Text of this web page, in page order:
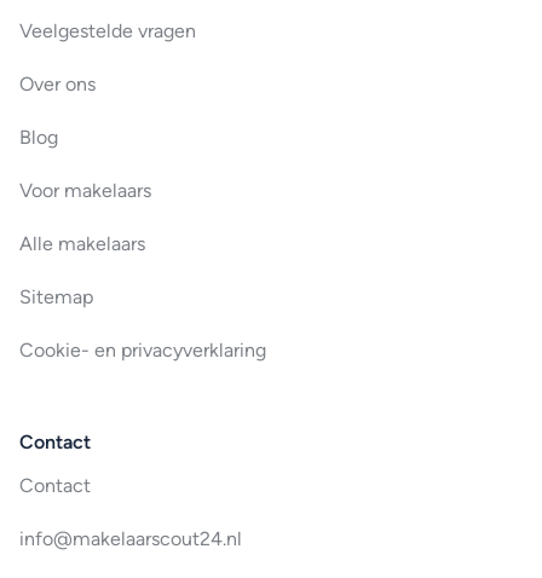
Veelgestelde vragen
Over ons
Blog
Voor makelaars
Alle makelaars
Sitemap
Cookie- en privacyverklaring
Contact
Contact
info@makelaarscout24.nl